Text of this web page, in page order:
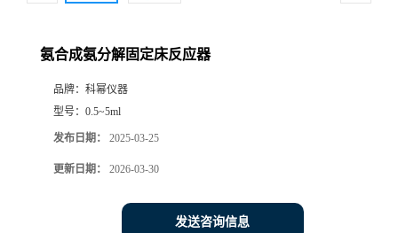
氨合成氨分解固定床反应器
品牌： 科幂仪器
型号： 0.5~5ml
发布日期： 2025-03-25
更新日期： 2026-03-30
发送咨询信息